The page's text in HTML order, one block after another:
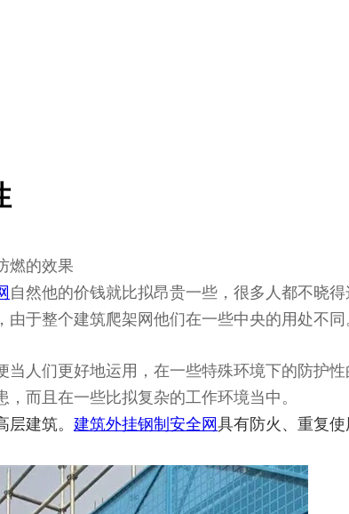
燃的效果
自然他的价钱就比拟昂贵一些，很多人都不晓
于整个建筑爬架网他们在一些中央的用处不同
们更好地运用，在一些特殊环境下的防护
而且在一些比拟复杂的工作环境当中。
建筑。 建筑外挂钢制安全网 具有防火、重复